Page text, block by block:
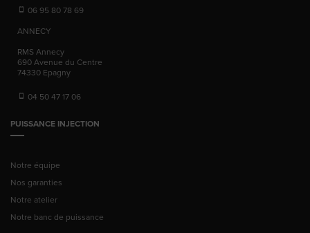
06 95 80 78 69
ANNECY
RMS Annecy
690 Avenue du Centre
74330 Epagny
04 50 47 17 06
PUISSANCE INJECTION
Notre équipe
Nos garanties
Notre atelier
Notre banc de puissance